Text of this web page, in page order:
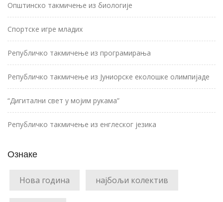
Општинско такмичење из биологије
Спортске игре младих
Републичко такмичење из програмирања
Републичко такмичење из Јуниорске еколошке олимпијаде
“Дигитални свет у мојим рукама”
Републичко такмичење из енглеског језика
Ознаке
Нова година најбољи колектив